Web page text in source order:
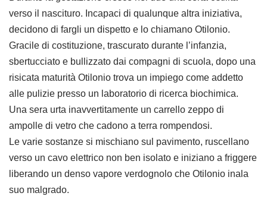
verso il nascituro. Incapaci di qualunque altra iniziativa,
decidono di fargli un dispetto e lo chiamano Otilonio.
Gracile di costituzione, trascurato durante l’infanzia,
sbertucciato e bullizzato dai compagni di scuola, dopo una
risicata maturità Otilonio trova un impiego come addetto
alle pulizie presso un laboratorio di ricerca biochimica.
Una sera urta inavvertitamente un carrello zeppo di
ampolle di vetro che cadono a terra rompendosi.
Le varie sostanze si mischiano sul pavimento, ruscellano
verso un cavo elettrico non ben isolato e iniziano a friggere
liberando un denso vapore verdognolo che Otilonio inala
suo malgrado.